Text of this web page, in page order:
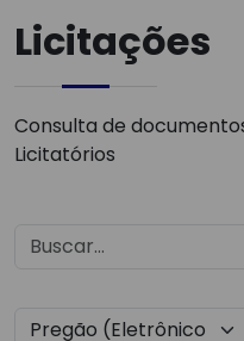
Licitações
Consulta de
Licitatórios